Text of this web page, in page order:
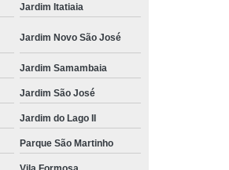
Jardim Itatiaia
Jardim Novo São José
Jardim Samambaia
Jardim São José
Jardim do Lago II
Parque São Martinho